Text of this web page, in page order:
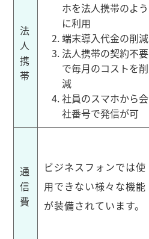
法
人
携
帯
ホを法人携帯のよう
に利用
端末導入代金の削減
法人携帯の契約不要
で毎月のコストを削
減
社員のスマホから会
社番号で発信が可
通
信
費
ビジネスフォンでは使
用できない様々な機能
が装備されています。